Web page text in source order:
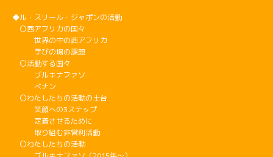
◆ル・スリール・ジャポンの活動
〇西アフリカの国々
世界の中の西アフリカ
学びの場の課題
〇活動する国々
ブルキナファソ
ベナン
〇わたしたちの活動の土台
笑顔への3ステップ
定着させるために
取り組む非営利活動
〇わたしたちの活動